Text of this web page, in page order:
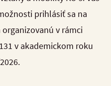
prihlásiť sa na
v rámci
v akademickom roku